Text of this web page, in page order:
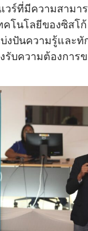
ร์ที่มีความสามา
คโนโลยีของซิสโ
งปันความรู้และทั
รับความต้องการ